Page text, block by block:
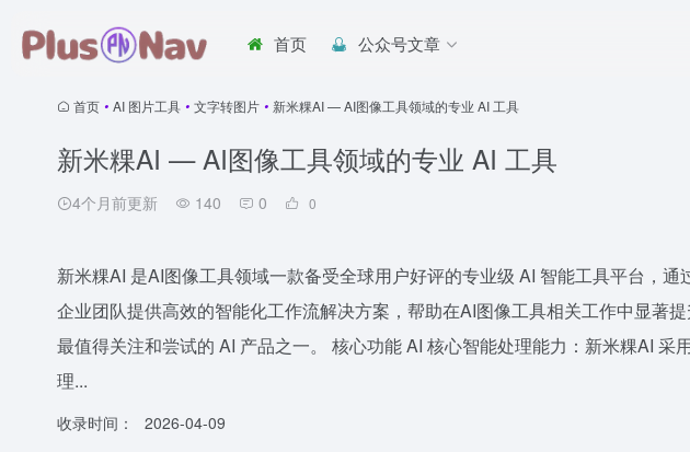
首页 公众号文章
首页 • AI 图片工具 • 文字转图片 • 新米粿AI — AI图像工具领域的专业 AI 工具
新米粿AI — AI图像工具领域的专业 AI 工具
4个月前更新 140 0 0
新米粿AI 是AI图像工具领域一款备受全球用户好评的专业级 AI 智能工具平台，
企业团队提供高效的智能化工作流解决方案，帮助在AI图像工具相关工作中显著
最值得关注和尝试的 AI 产品之一。 核心功能 AI 核心智能处理能力：新米粿AI 采
理...
收录时间：
2026-04-09